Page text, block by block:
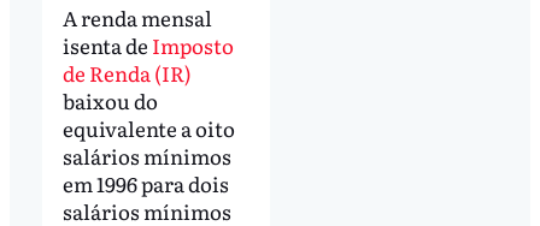
A renda mensal
isenta de Imposto
de Renda (IR)
baixou do
equivalente a oito
salários mínimos
em 1996 para dois
salários mínimos